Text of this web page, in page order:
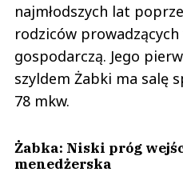
najmłodszych lat
rodziców prowadzących
gospodarczą. Jego
szyldem Żabki ma salę
78 mkw.
Żabka: Niski próg
menedżerska